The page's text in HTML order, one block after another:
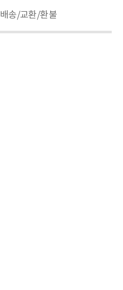
배송/교환/환불